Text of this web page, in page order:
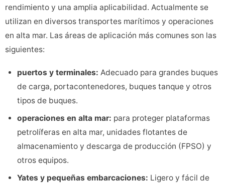
rendimiento y una amplia aplicabilidad. Actualmente se
utilizan en diversos transportes marítimos y operaciones
en alta mar. Las áreas de aplicación más comunes son las
siguientes:
puertos y terminales: Adecuado para grandes buques
de carga, portacontenedores, buques tanque y otros
tipos de buques.
operaciones en alta mar: para proteger plataformas
petrolíferas en alta mar, unidades flotantes de
almacenamiento y descarga de producción (FPSO) y
otros equipos.
Yates y pequeñas embarcaciones: Ligero y fácil de